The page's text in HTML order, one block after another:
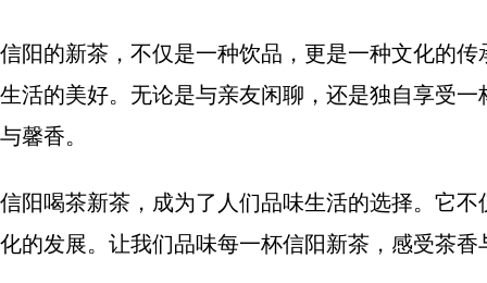
信阳的新茶，不仅是一种饮品，更是一种文化的
生活的美好。无论是与亲友闲聊，还是独自享受
与馨香。
信阳喝茶新茶，成为了人们品味生活的选择。它
化的发展。让我们品味每一杯信阳新茶，感受茶